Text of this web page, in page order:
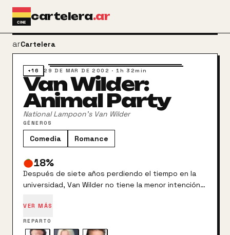
Ir al contenido principal
cartelera.ar
arrow_back
Cartelera
+16 29 DE MAR DE 2002 ·1h 32min
Van Wilder:
Animal Party
National Lampoon's Van Wilder
GÉNEROS
Comedia Romance
18%
Después de siete años perdiendo el tiempo en la
universidad, Van Wilder no tiene la menor intención
padre, Vance Wilder, tampoco tiene la menor
intención de seguir pagando sus estudios. Pero Van
tiene una idea: organizar fiestas para recaudar el
VER MÁS
REPARTO